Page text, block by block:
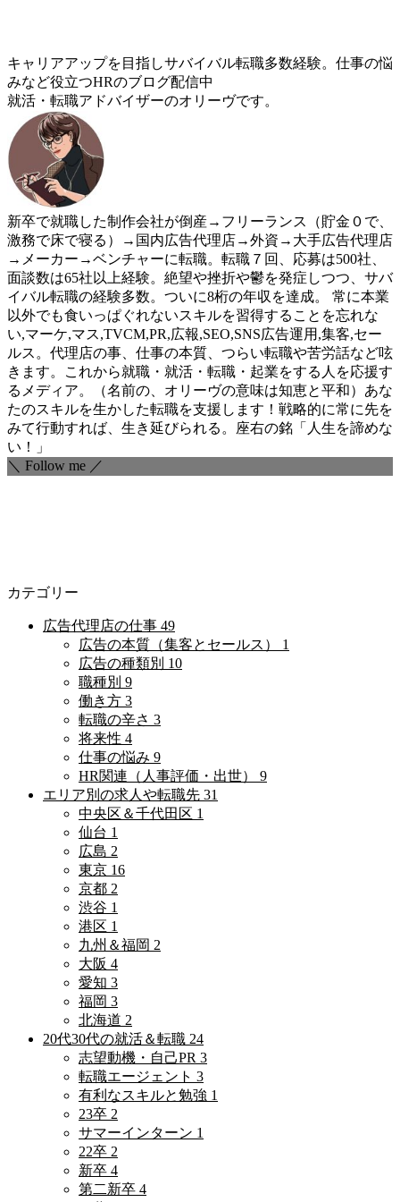
キャリアアップを目指しサバイバル転職多数経験。仕事の悩
みなど役立つHRのブログ配信中
就活・転職アドバイザーのオリーヴです。
新卒で就職した制作会社が倒産→フリーランス（貯金０で、
激務で床で寝る）→国内広告代理店→外資→大手広告代理店
→メーカー→ベンチャーに転職。転職７回、応募は500社、
面談数は65社以上経験。絶望や挫折や鬱を発症しつつ、サバ
イバル転職の経験多数。ついに8桁の年収を達成。 常に本業
以外でも食いっぱぐれないスキルを習得することを忘れな
い,マーケ,マス,TVCM,PR,広報,SEO,SNS広告運用,集客,セー
ルス。代理店の事、仕事の本質、つらい転職や苦労話など呟
きます。これから就職・就活・転職・起業をする人を応援す
るメディア。（名前の、オリーヴの意味は知恵と平和）あな
たのスキルを生かした転職を支援します！戦略的に常に先を
みて行動すれば、生き延びられる。座右の銘「人生を諦めな
い！」
＼ Follow me ／
カテゴリー
広告代理店の仕事 49
広告の本質（集客とセールス） 1
広告の種類別 10
職種別 9
働き方 3
転職の辛さ 3
将来性 4
仕事の悩み 9
HR関連（人事評価・出世） 9
エリア別の求人や転職先 31
中央区＆千代田区 1
仙台 1
広島 2
東京 16
京都 2
渋谷 1
港区 1
九州＆福岡 2
大阪 4
愛知 3
福岡 3
北海道 2
20代30代の就活＆転職 24
志望動機・自己PR 3
転職エージェント 3
有利なスキルと勉強 1
23卒 2
サマーインターン 1
22卒 2
新卒 4
第二新卒 4